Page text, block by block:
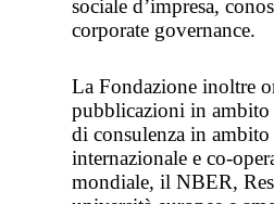
sociale d’impresa,
corporate governance.
La Fondazione inoltre
pubblicazioni in ambito
di consulenza in
internazionale e co-
mondiale, il NBER,